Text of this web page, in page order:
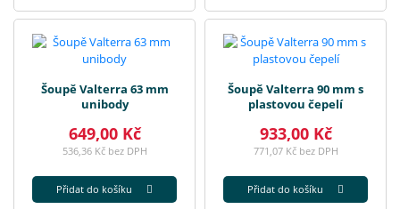
Šoupě Valterra 63 mm
unibody
649,00 Kč
536,36 Kč bez DPH
Přidat do košíku
Šoupě Valterra 90 mm s
plastovou čepelí
933,00 Kč
771,07 Kč bez DPH
Přidat do košíku